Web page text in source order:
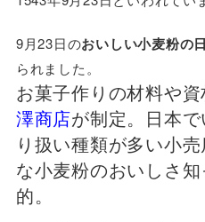
9月23日のおいしい小麦粉の日
られました。
お菓子作りの材料や
澤商店が制定。日本
り扱い種類が多い小
な小麦粉のおいしさ
的。